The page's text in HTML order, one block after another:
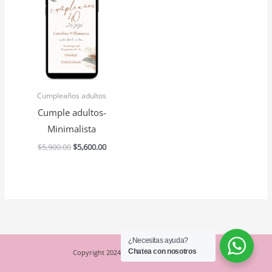
Cumpleaños adultos
Cumple adultos-
Minimalista
$5,900.00
era:
$5,900.00.
$5,600.00
Copyright 2024- Espacio Creativo Studio
¿Necesitas ayuda?
Chatea con nosotros